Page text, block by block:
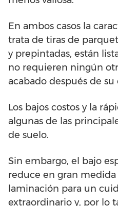
En ambos casos la
trata de tiras de
y prepintadas, están
no requieren ningún
acabado después de su
Los bajos costos y la
algunas de las
de suelo.
Sin embargo, el bajo
reduce en gran
laminación para un
extraordinario y, por lo